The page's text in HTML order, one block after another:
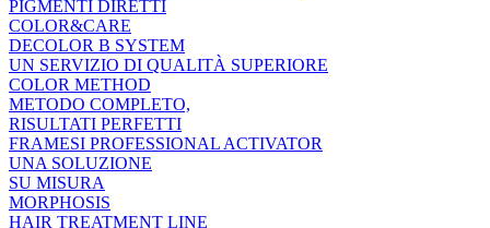
PIGMENTI DIRETTI
COLOR&CARE
DECOLOR B SYSTEM
UN SERVIZIO DI QUALITÀ SUPERIORE
COLOR METHOD
METODO COMPLETO,
RISULTATI PERFETTI
FRAMESI PROFESSIONAL ACTIVATOR
UNA SOLUZIONE
SU MISURA
MORPHOSIS
HAIR TREATMENT LINE